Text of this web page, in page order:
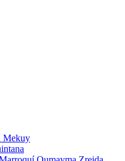
Mekuy